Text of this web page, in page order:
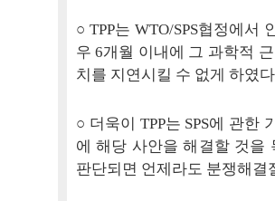
○ TPP는 WTO/SPS협정에서
우 6개월 이내에 그 과학적
치를 지연시킬 수 없게 하였
○ 더욱이 TPP는 SPS에 관한
에 해당 사안을 해결할 것을
판단되면 언제라도 분쟁해결